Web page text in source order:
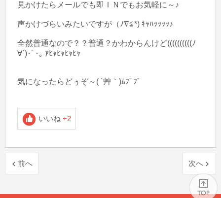
見かけたらメールでも即ＩＮでもお気軽に～♪
声かけづらいみたいですが（ﾉ∇≦*) ｷｬﾊｯｯｯｯ♪
全然普通なので？？普通？かわからんけど((((((((((ﾉ
∀`)･ﾟ･｡ ｱﾋｬﾋｬﾋｬﾋｬ
気になったらどぅぞ～( ´艸｀)ﾑﾌﾟﾌﾟ
いいね +2
前へ 次へ